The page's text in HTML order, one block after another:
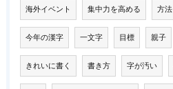
海外イベント 集中力を高める 方法
今年の漢字 一文字 目標 親子
きれいに書く 書き方 字が汚い